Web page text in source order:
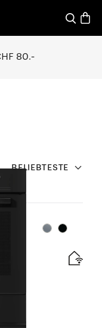
Suche
80.-
BELIEBTESTE
Farbe:Farbe:
mit